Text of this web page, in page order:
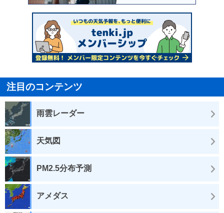
注目のコンテンツ
雨雲レーダー
天気図
PM2.5分布予測
アメダス